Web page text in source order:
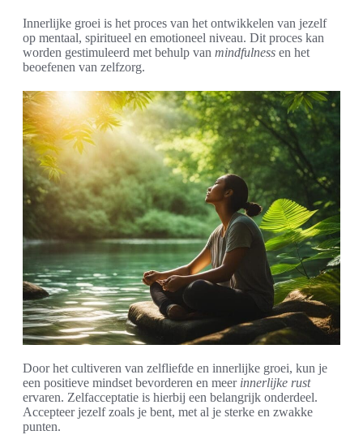
Innerlijke groei is het proces van het ontwikkelen van jezelf
op mentaal, spiritueel en emotioneel niveau. Dit proces kan
worden gestimuleerd met behulp van mindfulness en het
beoefenen van zelfzorg.
Door het cultiveren van zelfliefde en innerlijke groei, kun je
een positieve mindset bevorderen en meer innerlijke rust
ervaren. Zelfacceptatie is hierbij een belangrijk onderdeel.
Accepteer jezelf zoals je bent, met al je sterke en zwakke
punten.